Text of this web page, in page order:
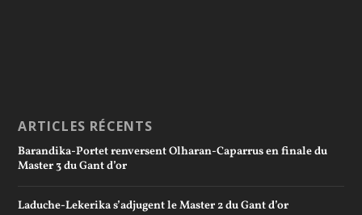
ARTICLES RÉCENTS
Barandika-Portet renversent Olharan-Caparrus en finale du
Master 3 du Gant d’or
Laduche-Lekerika s’adjugent le Master 2 du Gant d’or